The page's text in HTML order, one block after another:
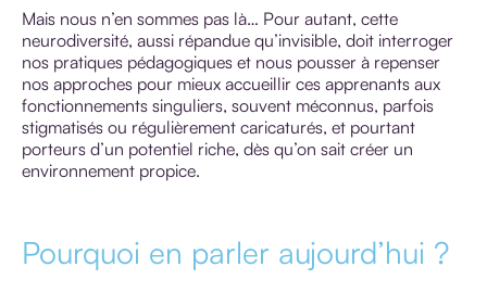
Mais nous n’en sommes pas là… Pour autant, cette
neurodiversité, aussi répandue qu’invisible, doit interroger
nos pratiques pédagogiques et nous pousser à repenser
nos approches pour mieux accueillir ces apprenants aux
fonctionnements singuliers, souvent méconnus, parfois
stigmatisés ou régulièrement caricaturés, et pourtant
porteurs d’un potentiel riche, dès qu’on sait créer un
environnement propice.
Pourquoi en parler aujourd’hui ?